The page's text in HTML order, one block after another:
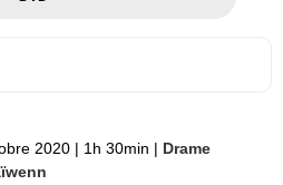
2020 | 1h 30min | Drame